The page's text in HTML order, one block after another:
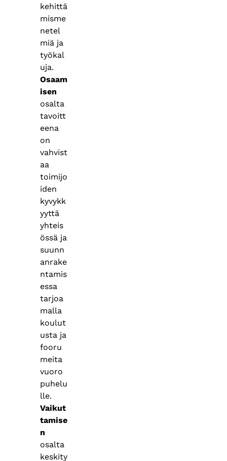
kehittä
misme
netel
miä ja
työkal
uja.
Osaam
isen
osalta
tavoitt
eena
on
vahvist
aa
toimijo
iden
kyvykk
yyttä
yhteis
össä ja
suunn
anrake
ntamis
essa
tarjoa
malla
koulut
usta ja
fooru
meita
vuoro
puhelu
lle.
Vaikut
tamise
n
osalta
keskity